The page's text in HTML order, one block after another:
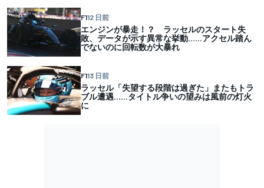
F112 日前
エンジンが暴走！？ ラッセルのスタート失
敗、データが示す異常な挙動……アクセル踏ん
でないのに回転数が大暴れ
F113 日前
ラッセル「失望する段階は過ぎた」またもトラ
ブル遭遇……タイトル争いの望みは風前の灯火
に